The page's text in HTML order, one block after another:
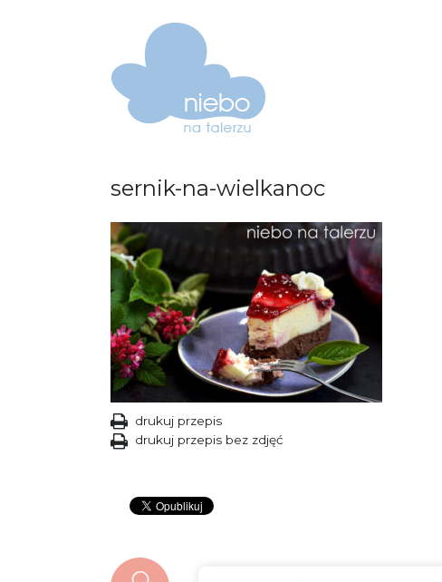
sernik-na-wielkanoc
drukuj przepis
drukuj przepis bez zdjęć